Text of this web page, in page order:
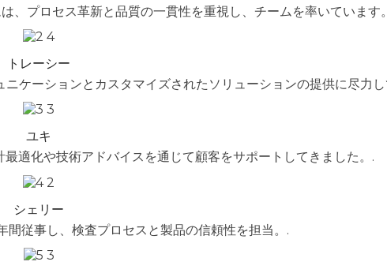
、プロセス革新と品質の一貫性を重視し、チームを率いています
トレーシー
ケーションとカスタマイズされたソリューションの提供に尽力
ユキ
適化や技術アドバイスを通じて顧客をサポートしてきました。.
シェリー
従事し、検査プロセスと製品の信頼性を担当。.